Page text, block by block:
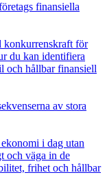
finansiella
konkurrenskraft för
du kan identifiera
och hållbar finansiell
av stora
i dag utan
och väga in de
frihet och hållbar